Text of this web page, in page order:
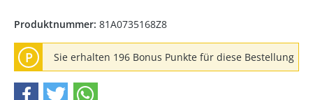
Produktnummer: 81A0735168Z8
P Sie erhalten 196 Bonus Punkte für diese Bestellung